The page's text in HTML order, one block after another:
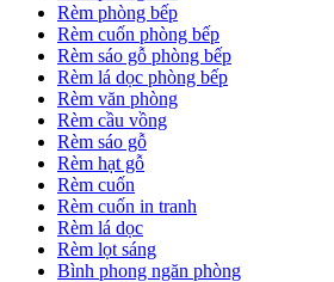
Rèm phòng bếp
Rèm cuốn phòng bếp
Rèm sáo gỗ phòng bếp
Rèm lá dọc phòng bếp
Rèm văn phòng
Rèm cầu vồng
Rèm sáo gỗ
Rèm hạt gỗ
Rèm cuốn
Rèm cuốn in tranh
Rèm lá dọc
Rèm lọt sáng
Bình phong ngăn phòng